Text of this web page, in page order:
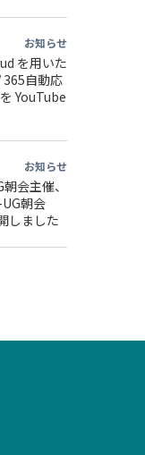
お知らせ
を用いた
365自動応
YouTube
お知らせ
会主催、
朝会
しました